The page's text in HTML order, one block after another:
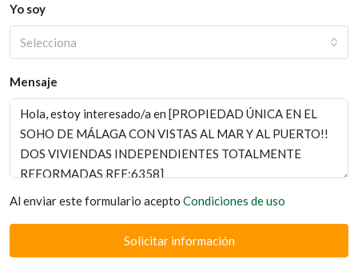
Yo soy
Selecciona
Mensaje
Al enviar este formulario acepto Condiciones de uso
Solicitar información